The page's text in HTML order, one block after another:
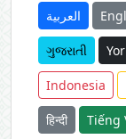
العربية
ગુજરાતી
Indonesia
हिन्दी Tiếng